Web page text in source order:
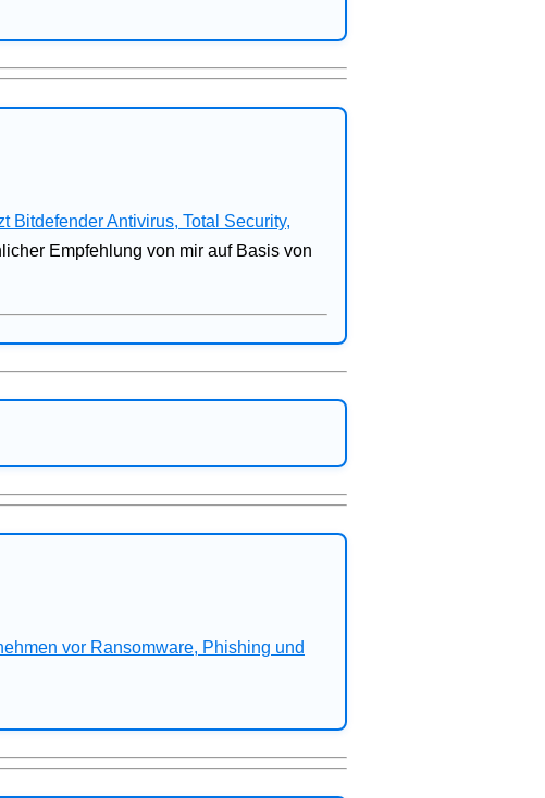
Bitdefender Antivirus, Total Security,
Empfehlung von mir auf Basis von
vor Ransomware, Phishing und